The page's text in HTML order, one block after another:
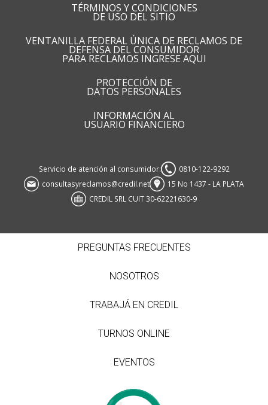
TÉRMINOS Y CONDICIONES
DE USO DEL SITIO
VENTANILLA FEDERAL ÚNICA DE RECLAMOS DE
DEFENSA DEL CONSUMIDOR
PARA RECLAMOS INGRESE AQUI
PROTECCIÓN DE
DATOS PERSONALES
INFORMACIÓN AL
USUARIO FINANCIERO
Servicio de atención al consumidor:
0810-122-9292
consultasyreclamos@credil.net
15 No 1437 - LA PLATA
CREDIL SRL CUIT 30-62221630-9
PREGUNTAS FRECUENTES
NOSOTROS
TRABAJÁ EN CREDIL
TURNOS ONLINE
EVENTOS